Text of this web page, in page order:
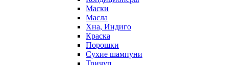
Маски
Масла
Хна, Индиго
Краска
Порошки
Сухие шампуни
Тричуп